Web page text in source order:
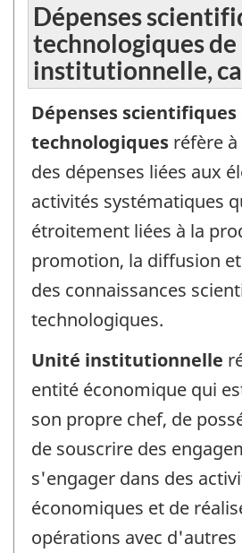
Dépenses
technologiques
institutionnelle,
Dépenses scientifiques
technologiques réfère
des dépenses liées aux
activités systématiques
étroitement liées à la
promotion, la diffusion
des connaissances
technologiques.
Unité institutionnelle
entité économique qui
son propre chef, de
de souscrire des
s'engager dans des
économiques et de
opérations avec